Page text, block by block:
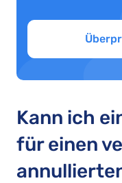
Kann ich
für einen